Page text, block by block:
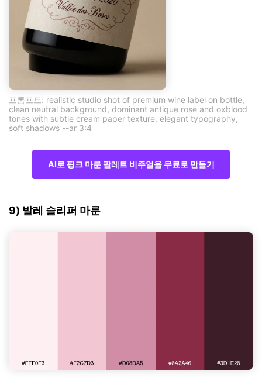
프롬프트: realistic studio shot of premium wine label on bottle,
clean neutral background, dominant antique rose and oxblood
tones with subtle cream paper texture, elegant typography,
soft shadows --ar 3:4
AI로 핑크 마룬 팔레트 비주얼을 무료로 만들기
9) 발레 슬리퍼 마룬